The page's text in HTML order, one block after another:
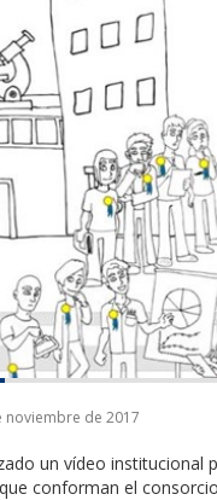
noviembre de 2017
un vídeo
conforman el